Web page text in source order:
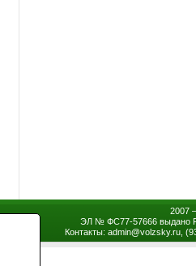
2007
ЭЛ № ФС77-57666 выдано
Контакты: admin@volzsky.ru,